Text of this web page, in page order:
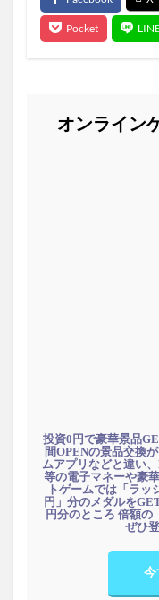
オンライン
投資0円で豪華景品
間OPENの景品交換
ムアプリなどと違い
等の電子マネーや豪
トゲームでは「ラッ
円」分のメダルを
円分のところ 倍額の
ぜひ
今